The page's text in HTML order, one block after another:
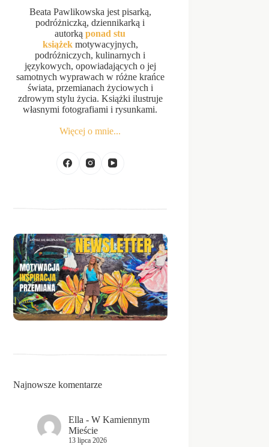
Beata Pawlikowska jest pisarką,
podróżniczką, dziennikarką i
autorkąponad stu
książekmotywacyjnych,
podróżniczych, kulinarnych i
językowych, opowiadających o jej
samotnych wyprawach w różne krańce
świata, przemianach życiowych i
zdrowym stylu życia. Książki ilustruje
własnymi fotografiami i rysunkami.
Więcej o mnie...
Najnowsze komentarze
Ella -W Kamiennym
Mieście
13 lipca 2026